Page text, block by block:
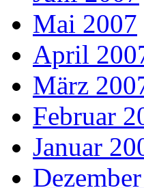
Mai 2007
April
März
Februar
Januar